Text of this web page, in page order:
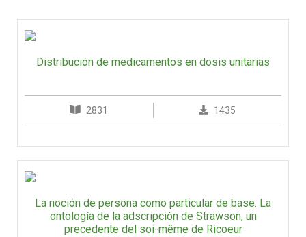
Distribución de medicamentos en dosis unitarias
2831 1435
La noción de persona como particular de base. La
ontología de la adscripción de Strawson, un
precedente del soi-même de Ricoeur